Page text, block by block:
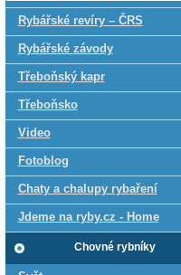
Rybářské revíry – ČRS
Rybářské závody
Třeboňský kapr
Třeboňsko
Video
Fotoblog
Chaty a chalupy rybaření
Jdeme na ryby.cz - Home
Chovné rybníky